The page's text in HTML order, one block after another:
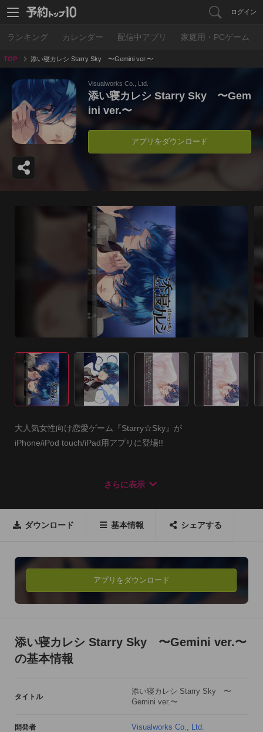
ログイン
ランキング カレンダー 配信中アプリ 家庭用・PCゲーム
TOP 添い寝カレシ Starry Sky 〜Gemini ver.〜
Visualworks Co., Ltd.
添い寝カレシ Starry Sky 〜Gem
ini ver.〜
アプリをダウンロード
大人気女性向け恋愛ゲーム『Starry☆Sky』が
iPhone/iPod touch/iPad用アプリに登場!!
☆ 眠れぬアナタの処方箋! ☆
「Starry☆Sky」シリーズのキャラクターが、アナタの睡眠をサ
ポート♪
Starry☆Skyのキャラがアナタのためだけに添い寝をしてくれる
どんな時でもあなたに寄り添い、やさしい言葉と笑顔であなた
を包み込んでくれます。
眠る前の数分間、カレと素敵な時間を過ごしてくださいね。
-添い寝カレシ第9弾以降も鋭意制作中!!
さらに表示
ダウンロード 基本情報 シェアする
アプリをダウンロード
添い寝カレシ Starry Sky 〜Gemini ver.〜
の基本情報
タイトル
添い寝カレシ Starry Sky 〜
Gemini ver.〜
開発者 Visualworks Co., Ltd.